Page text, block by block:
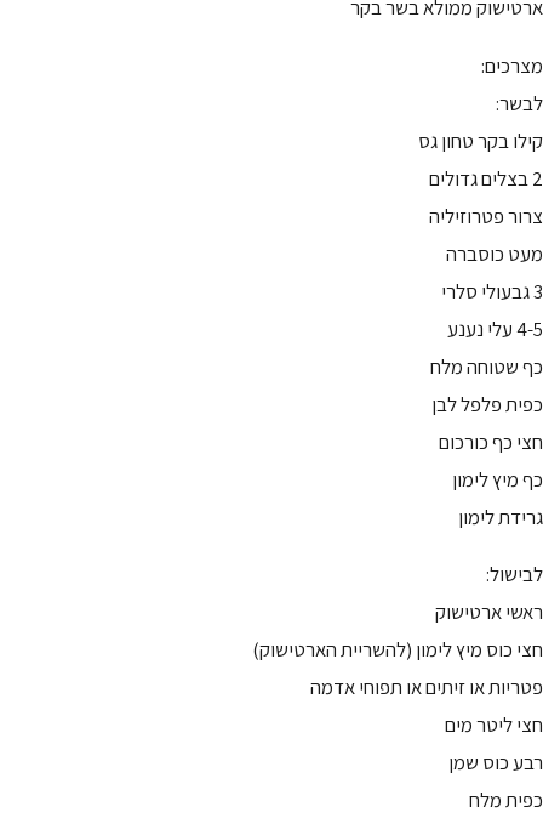
ארטישוק ממולא בשר בקר
מצרכים:
לבשר:
קילו בקר טחון גס
2 בצלים גדולים
צרור פטרוזיליה
מעט כוסברה
3 גבעולי סלרי
4-5 עלי נענע
כף שטוחה מלח
כפית פלפל לבן
חצי כף כורכום
כף מיץ לימון
גרידת לימון
לבישול:
ראשי ארטישוק
חצי כוס מיץ לימון (להשריית הארטישוק)
פטריות או זיתים או תפוחי אדמה
חצי ליטר מים
רבע כוס שמן
כפית מלח